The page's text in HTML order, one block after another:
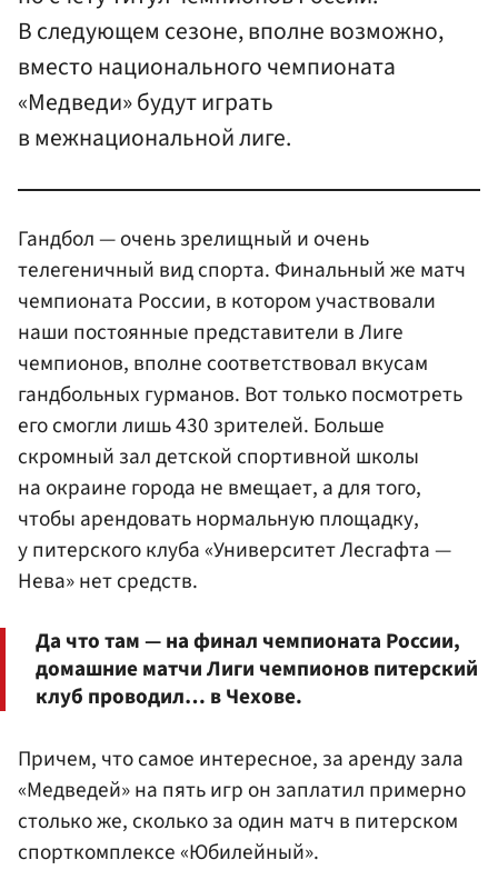
В следующем сезоне, вполне возможно,
вместо национального чемпионата
«Медведи» будут играть
в межнациональной лиге.
Гандбол — очень зрелищный и очень
телегеничный вид спорта. Финальный же матч
чемпионата России, в котором участвовали
наши постоянные представители в Лиге
чемпионов, вполне соответствовал вкусам
гандбольных гурманов. Вот только посмотреть
его смогли лишь 430 зрителей. Больше
скромный зал детской спортивной школы
на окраине города не вмещает, а для того,
чтобы арендовать нормальную площадку,
у питерского клуба «Университет Лесгафта —
Нева» нет средств.
Да что там — на финал чемпионата России,
домашние матчи Лиги чемпионов питерский
клуб проводил… в Чехове.
Причем, что самое интересное, за аренду зала
«Медведей» на пять игр он заплатил примерно
столько же, сколько за один матч в питерском
спорткомплексе «Юбилейный».